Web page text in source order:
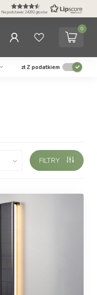
Na podstawie 24393 głosów
0
złZ podatkiem
FILTRY